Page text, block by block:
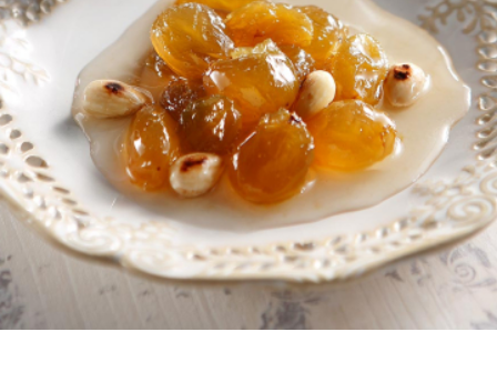
εκρηκτικό συνδυασμό γεύσεων.
Εύκολη 0:55
10 λεπτά 45 λεπτά